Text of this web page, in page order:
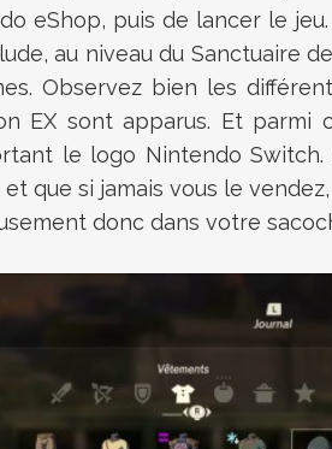
eShop, puis de lancer le
au niveau du Sanctuaire
Observez bien les
EX sont apparus. Et
le logo Nintendo
que si jamais vous le
donc dans votre